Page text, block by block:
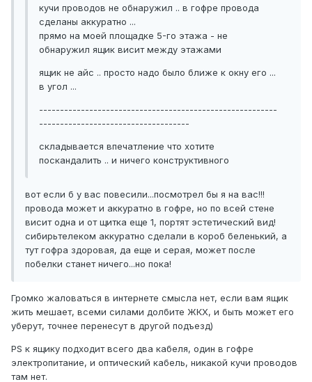
кучи проводов не обнаружил .. в гофре провода
сделаны аккуратно ...
прямо на моей площадке 5-го этажа - не
обнаружил ящик висит между этажами
ящик не айс .. просто надо было ближе к окну его ...
в угол ...
---------------------------------------------------------
------------------------------------
складывается впечатление что хотите
поскандалить .. и ничего конструктивного
вот если б у вас повесили...посмотрел бы я на вас!!!
провода может и аккуратно в гофре, но по всей стене
висит одна и от щитка еще 1, портят эстетический вид!
сибирьтелеком аккуратно сделали в короб беленький, а
тут гофра здоровая, да еще и серая, может после
побелки станет ничего...но пока!
Громко жаловаться в интернете смысла нет, если вам ящик
жить мешает, всеми силами долбите ЖКХ, и быть может его
уберут, точнее перенесут в другой подъезд)
PS к ящику подходит всего два кабеля, один в гофре
электропитание, и оптический кабель, никакой кучи проводов
там нет.